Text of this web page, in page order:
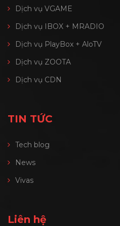
Dịch vụ VGAME
Dịch vụ IBOX + MRADIO
Dịch vụ PlayBox + AloTV
Dịch vụ ZOOTA
Dịch vụ CDN
TIN TỨC
Tech blog
News
Vivas
Liên hệ